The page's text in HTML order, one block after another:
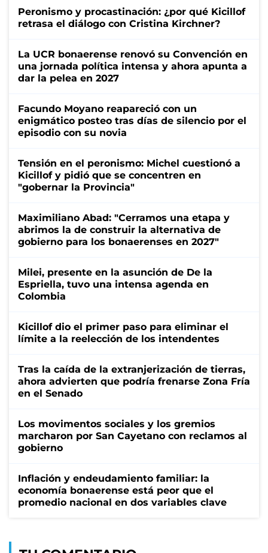
Peronismo y procastinación: ¿por qué Kicillof
retrasa el diálogo con Cristina Kirchner?
La UCR bonaerense renovó su Convención en
una jornada política intensa y ahora apunta a
dar la pelea en 2027
Facundo Moyano reapareció con un
enigmático posteo tras días de silencio por el
episodio con su novia
Tensión en el peronismo: Michel cuestionó a
Kicillof y pidió que se concentren en
"gobernar la Provincia"
Maximiliano Abad: "Cerramos una etapa y
abrimos la de construir la alternativa de
gobierno para los bonaerenses en 2027"
Milei, presente en la asunción de De la
Espriella, tuvo una intensa agenda en
Colombia
Kicillof dio el primer paso para eliminar el
límite a la reelección de los intendentes
Tras la caída de la extranjerización de tierras,
ahora advierten que podría frenarse Zona Fría
en el Senado
Los movimentos sociales y los gremios
marcharon por San Cayetano con reclamos al
gobierno
Inflación y endeudamiento familiar: la
economía bonaerense está peor que el
promedio nacional en dos variables clave